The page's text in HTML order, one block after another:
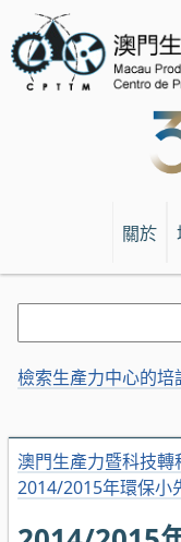
關於
澳門生產力暨科技轉
2014/2015年環保小
檢索生產力中心的培